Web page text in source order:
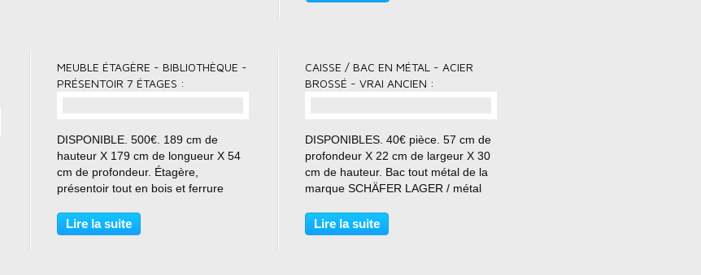
Dimensions assise = 32 cm de
MEUBLE ÉTAGÈRE - BIBLIOTHÈQUE -
PRÉSENTOIR 7 ÉTAGES :
DISPONIBLE. 500€. 189 cm de
hauteur X 179 cm de longueur X 54
cm de profondeur. Étagère,
présentoir tout en bois et ferrure
meuble de présentation. 7 étages.
Chaque étage est amovible si besoin
Lire la suite
CAISSE / BAC EN MÉTAL - ACIER
BROSSÉ - VRAI ANCIEN :
DISPONIBLES. 40€ pièce. 57 cm de
profondeur X 22 cm de largeur X 30
cm de hauteur. Bac tout métal de la
marque SCHÄFER LAGER / métal
Acier décapé et brossé en intégral.
Superbe aspect patiné du métal.
Lire la suite